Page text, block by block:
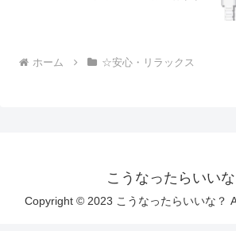
ホーム ☆安心・リラックス
こうなったらいいな
Copyright © 2023 こうなったらいいな？